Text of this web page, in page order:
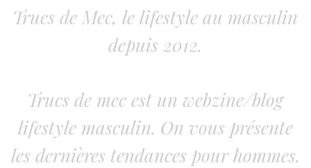
Trucs de Mec, le lifestyle au masculin
depuis 2012.
Trucs de mec est un webzine/blog
lifestyle masculin. On vous présente
les dernières tendances pour hommes.